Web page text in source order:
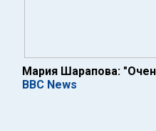
Мария Шарапова:
BBC News